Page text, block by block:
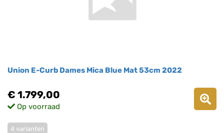
Union E-Curb Dames Mica Blue Mat 53cm 2022
€ 1.799,00
Op voorraad
4 varianten